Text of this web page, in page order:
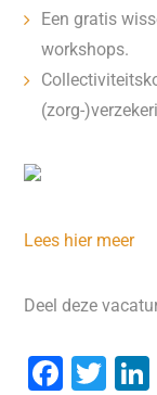
Een gratis
workshops.
(zorg-
Lees hier meer
Deel deze
F
T